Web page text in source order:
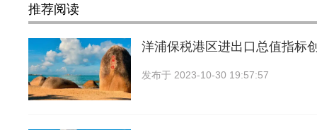
推荐阅读
洋浦保税港区进出口总值指标
发布于 2023-10-30 19:57:57